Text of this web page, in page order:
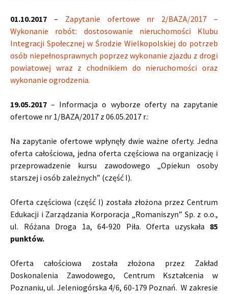
01.10.2017 – Zapytanie ofertowe nr 2/BAZA/2017 –
Wykonanie robót: dostosowanie nieruchomości Klubu
Integracji Społecznej w Środzie Wielkopolskiej do potrzeb
osób niepełnosprawnych poprzez wykonanie zjazdu z drogi
powiatowej wraz z chodnikiem do nieruchomości oraz
wykonanie ogrodzenia.
19.05.2017– Informacja o wyborze oferty na zapytanie
ofertowe nr 1/BAZA/2017 z 06.05.2017 r.:
Na zapytanie ofertowe wpłynęły dwie ważne oferty. Jedna
oferta całościowa, jedna oferta częściowa na organizację i
przeprowadzenie kursu zawodowego „Opiekun osoby
starszej i osób zależnych” (część I).
Oferta częściowa (część I) została złożona przez Centrum
Edukacji i Zarządzania Korporacja „Romaniszyn” Sp. z o.o.,
ul. Różana Droga 1a, 64-920 Piła. Oferta uzyskała 85
punktów.
Oferta całościowa została złożona przez Zakład
Doskonalenia Zawodowego, Centrum Kształcenia w
Poznaniu, ul. Jeleniogórska 4/6, 60-179 Poznań. W zakresie